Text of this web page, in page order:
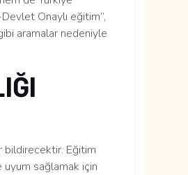
Onaylı eğitim”,
aramalar nedeniyle
bildirecektir. Eğitim
sağlamak için